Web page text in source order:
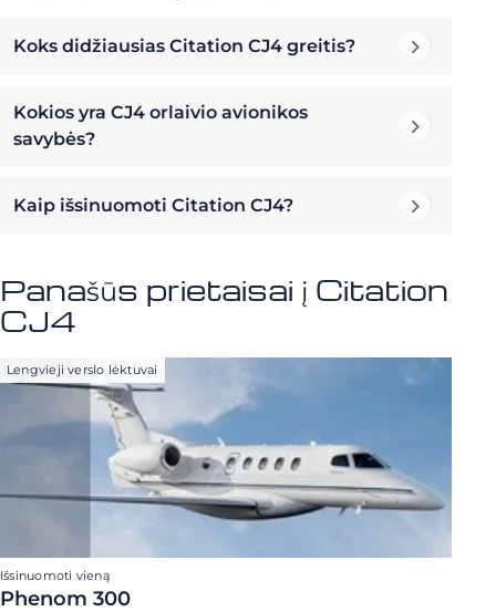
Koks didžiausias Citation CJ4 greitis?
Kokios yra CJ4 orlaivio avionikos
savybės?
Kaip išsinuomoti Citation CJ4?
Panašūs prietaisai į Citation
CJ4
Lengvieji verslo lėktuvai
Išsinuomoti vieną
Phenom 300